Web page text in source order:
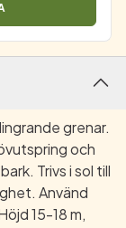
grenar.
och
Trivs i sol till
Använd
15-18 m,